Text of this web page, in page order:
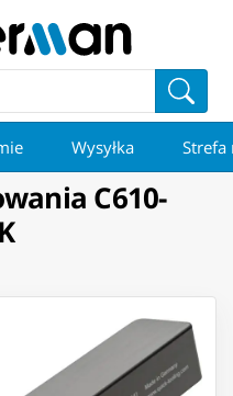
Wysyłka Strefa
C610-